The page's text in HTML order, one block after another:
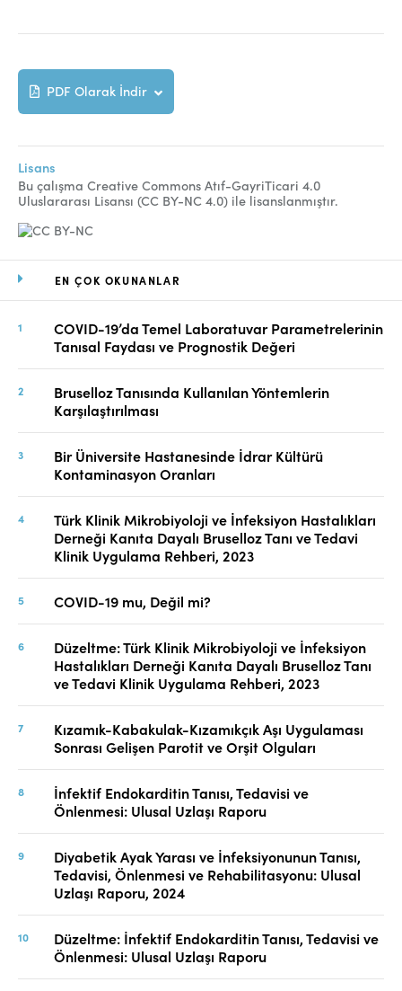
EN ÇOK OKUNANLAR
COVID-19’da Temel Laboratuvar Parametrelerinin
Tanısal Faydası ve Prognostik Değeri
Bruselloz Tanısında Kullanılan Yöntemlerin
Karşılaştırılması
Bir Üniversite Hastanesinde İdrar Kültürü
Kontaminasyon Oranları
Türk Klinik Mikrobiyoloji ve İnfeksiyon Hastalıkları
Derneği Kanıta Dayalı Bruselloz Tanı ve Tedavi
Klinik Uygulama Rehberi, 2023
COVID-19 mu, Değil mi?
Düzeltme: Türk Klinik Mikrobiyoloji ve İnfeksiyon
Hastalıkları Derneği Kanıta Dayalı Bruselloz Tanı
ve Tedavi Klinik Uygulama Rehberi, 2023
Kızamık-Kabakulak-Kızamıkçık Aşı Uygulaması
Sonrası Gelişen Parotit ve Orşit Olguları
İnfektif Endokarditin Tanısı, Tedavisi ve
Önlenmesi: Ulusal Uzlaşı Raporu
Diyabetik Ayak Yarası ve İnfeksiyonunun Tanısı,
Tedavisi, Önlenmesi ve Rehabilitasyonu: Ulusal
Uzlaşı Raporu, 2024
Düzeltme: İnfektif Endokarditin Tanısı, Tedavisi ve
Önlenmesi: Ulusal Uzlaşı Raporu
PDF Olarak İndir
Lisans
Bu çalışma Creative Commons Atıf-GayriTicari 4.0
Uluslararası Lisansı (CC BY-NC 4.0) ile lisanslanmıştır.